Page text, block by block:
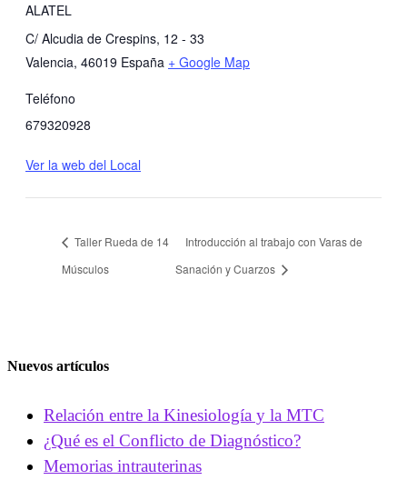
ALATEL
C/ Alcudia de Crespins, 12 - 33
Valencia, 46019 España + Google Map
Teléfono
679320928
Ver la web del Local
Taller Rueda de 14
Músculos
Introducción al trabajo con Varas de
Sanación y Cuarzos
Nuevos artículos
Relación entre la Kinesiología y la MTC
¿Qué es el Conflicto de Diagnóstico?
Memorias intrauterinas